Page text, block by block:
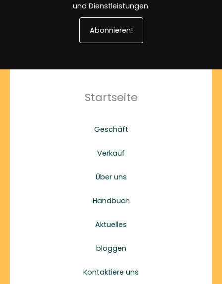
und Dienstleistungen.
Abonnieren!
Startseite
Geschäft
Verkauf
Über uns
Handbuch
Aktuelles
bloggen
Kontaktiere uns